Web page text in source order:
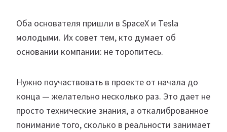
Оба основателя пришли в SpaceX и Tesla
молодыми. Их совет тем, кто думает об
основании компании: не торопитесь.
Нужно поучаствовать в проекте от начала до
конца — желательно несколько раз. Это дает не
просто технические знания, а откалиброванное
понимание того, сколько в реальности занимает